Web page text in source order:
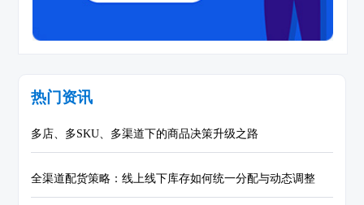
热门资讯
多店、多SKU、多渠道下的商品决策升级之路
全渠道配货策略：线上线下库存如何统一分配与动态调整